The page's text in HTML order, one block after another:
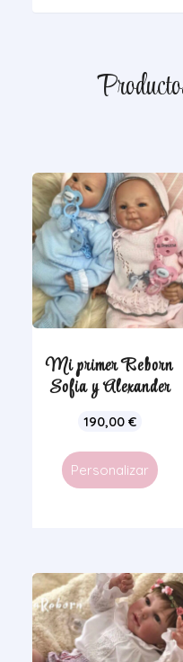
Mi primer Reborn
Sofia y Alexander
190,00 €
Personalizar